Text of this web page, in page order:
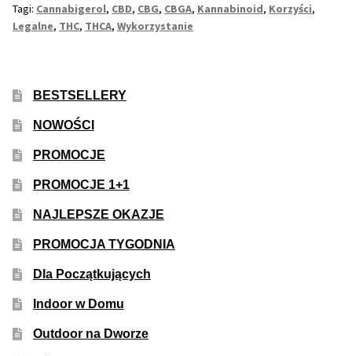
Medyczne Odmiany
Przewaga Indica
100% Indica
100% Sativa
50% Indica i 50% Sativa
Mix Paczki i Zestawy
Tagi: Cannabigerol, CBD, CBG, CBGA, Kannabinoid, Korzyści,
Legalne, THC, THCA, Wykorzystanie
BESTSELLERY
NOWOŚCI
PROMOCJE
PROMOCJE 1+1
NAJLEPSZE OKAZJE
PROMOCJA TYGODNIA
Dla Początkujących
Indoor w Domu
Outdoor na Dworze